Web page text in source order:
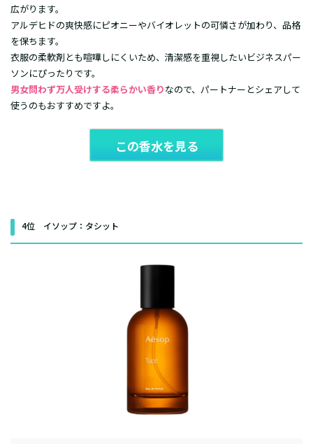
広がります。
アルデヒドの爽快感にピオニーやバイオレットの可憐さが加わり、品格
を保ちます。
衣服の柔軟剤とも喧嘩しにくいため、清潔感を重視したいビジネスパー
ソンにぴったりです。
男女問わず万人受けする柔らかい香りなので、パートナーとシェアして
使うのもおすすめですよ。
この香水を見る
4位 イソップ：タシット